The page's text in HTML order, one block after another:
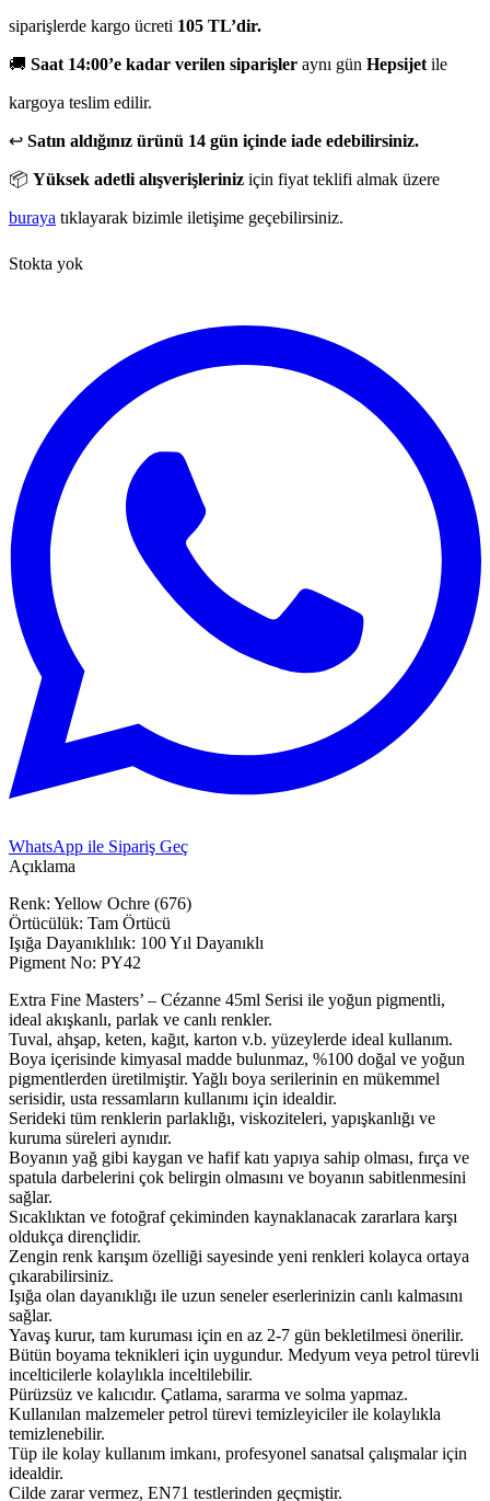
siparişlerde kargo ücreti 105 TL’dir.
🚚 Saat 14:00’e kadar verilen siparişler aynı gün Hepsijet ile
kargoya teslim edilir.
↩️ Satın aldığınız ürünü 14 gün içinde iade edebilirsiniz.
📦 Yüksek adetli alışverişleriniz için fiyat teklifi almak üzere
buraya tıklayarak bizimle iletişime geçebilirsiniz.
Stokta yok
WhatsApp ile Sipariş Geç
Açıklama
Renk: Yellow Ochre (676)
Örtücülük: Tam Örtücü
Işığa Dayanıklılık: 100 Yıl Dayanıklı
Pigment No: PY42
Extra Fine Masters’ – Cézanne 45ml Serisi ile yoğun pigmentli,
ideal akışkanlı, parlak ve canlı renkler.
Tuval, ahşap, keten, kağıt, karton v.b. yüzeylerde ideal kullanım.
Boya içerisinde kimyasal madde bulunmaz, %100 doğal ve yoğun
pigmentlerden üretilmiştir. Yağlı boya serilerinin en mükemmel
serisidir, usta ressamların kullanımı için idealdir.
Serideki tüm renklerin parlaklığı, viskoziteleri, yapışkanlığı ve
kuruma süreleri aynıdır.
Boyanın yağ gibi kaygan ve hafif katı yapıya sahip olması, fırça ve
spatula darbelerini çok belirgin olmasını ve boyanın sabitlenmesini
sağlar.
Sıcaklıktan ve fotoğraf çekiminden kaynaklanacak zararlara karşı
oldukça dirençlidir.
Zengin renk karışım özelliği sayesinde yeni renkleri kolayca ortaya
çıkarabilirsiniz.
Işığa olan dayanıklığı ile uzun seneler eserlerinizin canlı kalmasını
sağlar.
Yavaş kurur, tam kuruması için en az 2-7 gün bekletilmesi önerilir.
Bütün boyama teknikleri için uygundur. Medyum veya petrol türevli
incelticilerle kolaylıkla inceltilebilir.
Pürüzsüz ve kalıcıdır. Çatlama, sararma ve solma yapmaz.
Kullanılan malzemeler petrol türevi temizleyiciler ile kolaylıkla
temizlenebilir.
Tüp ile kolay kullanım imkanı, profesyonel sanatsal çalışmalar için
idealdir.
Cilde zarar vermez, EN71 testlerinden geçmiştir.